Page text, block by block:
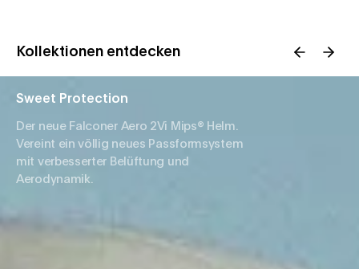
Kollektionen entdecken
Sweet Protection
Der neue Falconer Aero 2Vi Mips® Helm.
Vereint ein völlig neues Passformsystem
mit verbesserter Belüftung und
Aerodynamik.